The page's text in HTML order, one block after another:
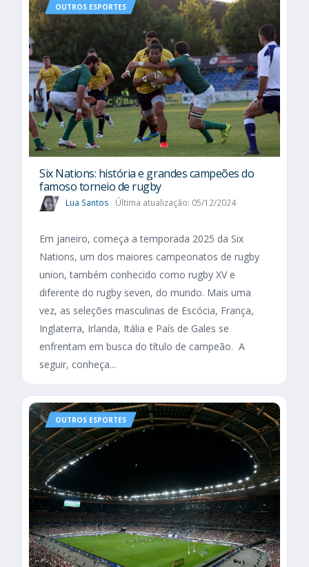
OUTROS ESPORTES
Six Nations​: história e grandes campeões do
famoso torneio de rugby
Lua Santos Última atualização: 05/12/2024
Em janeiro, começa a temporada 2025 da Six
Nations, um dos maiores campeonatos de rugby
union, também conhecido como rugby XV e
diferente do rugby seven, do mundo. Mais uma
vez, as seleções masculinas de Escócia, França,
Inglaterra, Irlanda, Itália e País de Gales se
enfrentam em busca do título de campeão. A
seguir, conheça...
OUTROS ESPORTES